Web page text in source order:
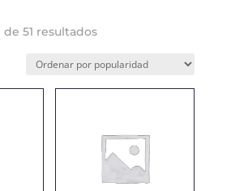
de 51 resultadosOrdenado
popularidad